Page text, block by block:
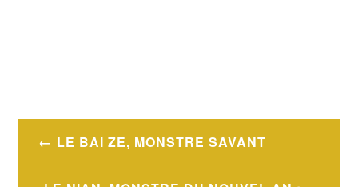
LE BAI ZE, MONSTRE SAVANT